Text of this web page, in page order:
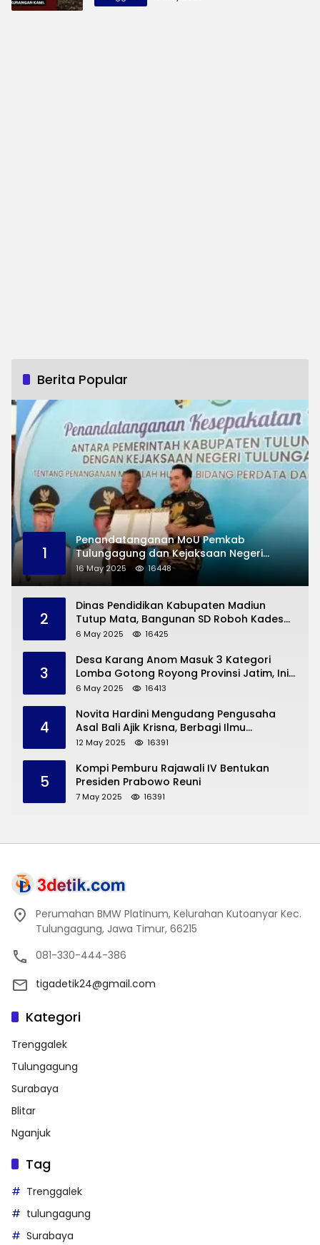
Berita Popular
1
Penandatanganan MoU Pemkab
Tulungagung dan Kejaksaan Negeri
Permasalahan Hukum
16 May 2025 16448
2
Dinas Pendidikan Kabupaten Madiun
Tutup Mata, Bangunan SD Roboh Kades
Dermorejo Bangun Pakai Dana Pribadi
6 May 2025 16425
3
Desa Karang Anom Masuk 3 Kategori
Lomba Gotong Royong Provinsi Jatim, Ini
yang Disampaikan Sekda Trenggalek
6 May 2025 16413
4
Novita Hardini Mengudang Pengusaha
Asal Bali Ajik Krisna, Berbagi Ilmu
Pengembangan Pariwisata dan UMKM
12 May 2025 16391
5
Kompi Pemburu Rajawali IV Bentukan
Presiden Prabowo Reuni
7 May 2025 16391
Perumahan BMW Platinum, Kelurahan Kutoanyar Kec.
Tulungagung, Jawa Timur, 66215
081-330-444-386
tigadetik24@gmail.com
Kategori
Trenggalek
Tulungagung
Surabaya
Blitar
Nganjuk
Tag
Trenggalek
tulungagung
Surabaya